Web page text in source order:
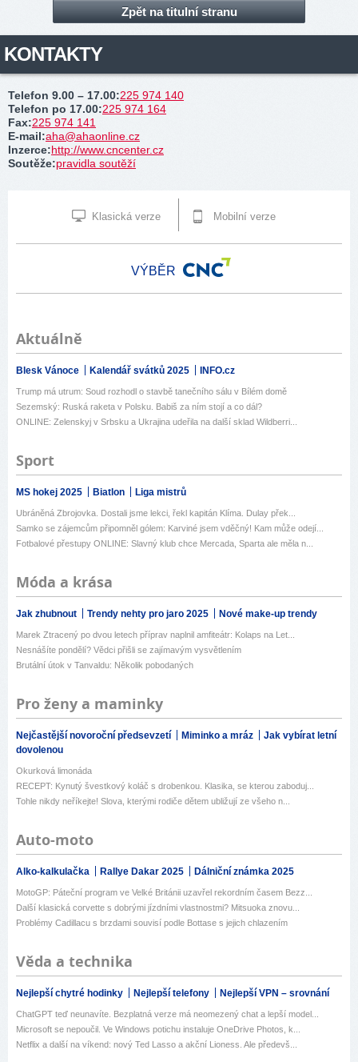
Zpět na titulní stranu
KONTAKTY
Telefon 9.00 – 17.00:225 974 140
Telefon po 17.00:225 974 164
Fax:225 974 141
E-mail:aha@ahaonline.cz
Inzerce:http://www.cncenter.cz
Soutěže:pravidla soutěží
Klasická verze Mobilní verze
VÝBĚR
Aktuálně
Blesk Vánoce Kalendář svátků 2025 INFO.cz
Trump má utrum: Soud rozhodl o stavbě tanečního sálu v Bílém domě
Sezemský: Ruská raketa v Polsku. Babiš za ním stojí a co dál?
ONLINE: Zelenskyj v Srbsku a Ukrajina udeřila na další sklad Wildberri...
Sport
MS hokej 2025 Biatlon Liga mistrů
Ubráněná Zbrojovka. Dostali jsme lekci, řekl kapitán Klíma. Dulay přek...
Samko se zájemcům připomněl gólem: Karviné jsem vděčný! Kam může odejí...
Fotbalové přestupy ONLINE: Slavný klub chce Mercada, Sparta ale měla n...
Móda a krása
Jak zhubnout Trendy nehty pro jaro 2025 Nové make-up trendy
Marek Ztracený po dvou letech příprav naplnil amfiteátr: Kolaps na Let...
Nesnášíte pondělí? Vědci přišli se zajímavým vysvětlením
Brutální útok v Tanvaldu: Několik pobodaných
Pro ženy a maminky
Nejčastější novoroční předsevzetí Miminko a mráz
Jak vybírat letní
dovolenou
Okurková limonáda
RECEPT: Kynutý švestkový koláč s drobenkou. Klasika, se kterou zaboduj...
Tohle nikdy neříkejte! Slova, kterými rodiče dětem ubližují ze všeho n...
Auto-moto
Alko-kalkulačka Rallye Dakar 2025 Dálniční známka 2025
MotoGP: Páteční program ve Velké Británii uzavřel rekordním časem Bezz...
Další klasická corvette s dobrými jízdními vlastnostmi? Mitsuoka znovu...
Problémy Cadillacu s brzdami souvisí podle Bottase s jejich chlazením
Věda a technika
Nejlepší chytré hodinky Nejlepší telefony Nejlepší VPN – srovnání
ChatGPT teď neunavíte. Bezplatná verze má neomezený chat a lepší model...
Microsoft se nepoučil. Ve Windows potichu instaluje OneDrive Photos, k...
Netflix a další na víkend: nový Ted Lasso a akční Lioness. Ale předevš...